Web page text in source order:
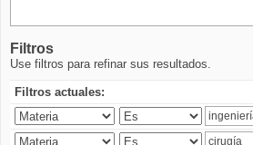
Filtros
Use filtros para refinar sus resultados.
Filtros actuales: